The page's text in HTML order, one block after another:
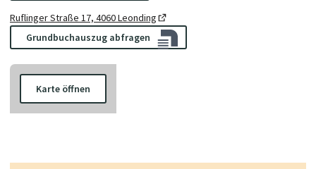
Ruflinger Straße 17, 4060 Leonding
Grundbuchauszug abfragen
Karte öffnen